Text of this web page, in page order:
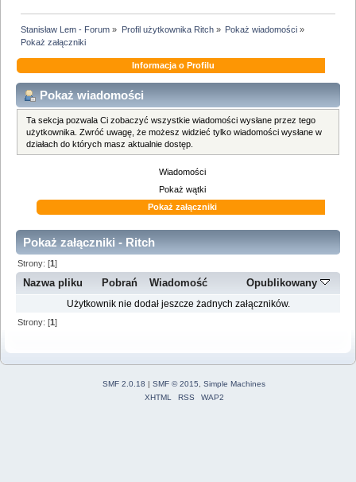
Stanisław Lem - Forum » Profil użytkownika Ritch» Pokaż wiadomości»
Pokaż załączniki
Informacja o Profilu
Pokaż wiadomości
Ta sekcja pozwala Ci zobaczyć wszystkie wiadomości wysłane przez tego
użytkownika. Zwróć uwagę, że możesz widzieć tylko wiadomości wysłane w
działach do których masz aktualnie dostęp.
Wiadomości
Pokaż wątki
Pokaż załączniki
Pokaż załączniki - Ritch
Strony: [1]
Nazwa pliku Pobrań Wiadomość Opublikowany
Użytkownik nie dodał jeszcze żadnych załączników.
Strony: [1]
SMF 2.0.18 | SMF © 2015
Simple Machines
XHTML
RSS WAP2